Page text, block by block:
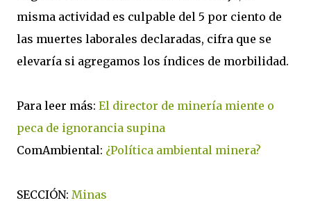
misma actividad es culpable del 5 por ciento de
las muertes laborales declaradas, cifra que se
elevaría si agregamos los índices de morbilidad.
Para leer más: El director de minería miente o
peca de ignorancia supina
ComAmbiental: ¿Política ambiental minera?
SECCIÓN: Minas